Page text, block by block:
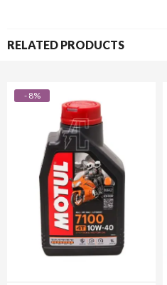
RELATED PRODUCTS
- 8%